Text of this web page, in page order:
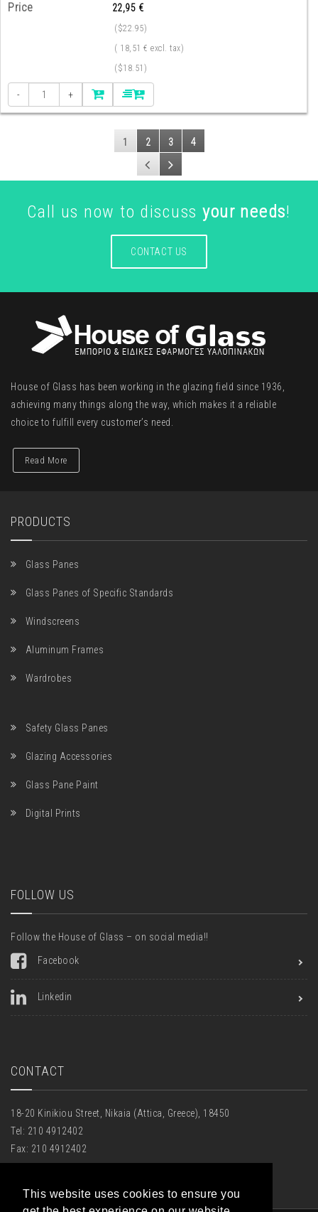
This website uses cookies to ensure you
Price 22,95 €
($22.95)
( 18,51 € excl. tax)
($18.51)
- +
1 2 3 4
Call us now to discuss your needs!
CONTACT US
House of Glass has been working in the glazing field since 1936,
achieving many things along the way, which makes it a reliable
choice to fulfill every customer’s need.
Read More
PRODUCTS
Glass Panes
Glass Panes of Specific Standards
Windscreens
Aluminum Frames
Wardrobes
Safety Glass Panes
Glazing Accessories
Glass Pane Paint
Digital Prints
FOLLOW US
Follow the House of Glass – on social media!!
Facebook
Linkedin
CONTACT
18-20 Kinikiou Street, Nikaia (Attica, Greece), 18450
Tel: 210 4912402
Fax: 210 4912402